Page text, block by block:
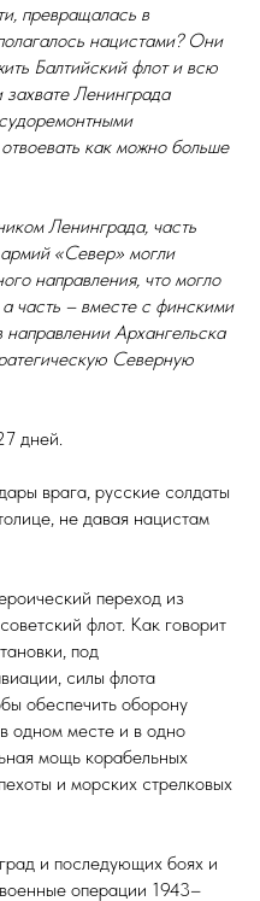
превращалась в
нацистами? Они
Балтийский флот и всю
захвате Ленинграда
как можно больше
Ленинграда, часть
«Север» могли
направления, что могло
часть – вместе с финскими
направлении Архангельска
Северную
дней.
врага, русские солдаты
не давая нацистам
переход из
флот. Как говорит
под
силы флота
обеспечить оборону
одном месте и в одно
мощь корабельных
и морских стрелковых
и последующих боях и
операции 1943–